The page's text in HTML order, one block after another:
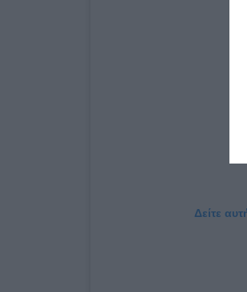
Δείτε